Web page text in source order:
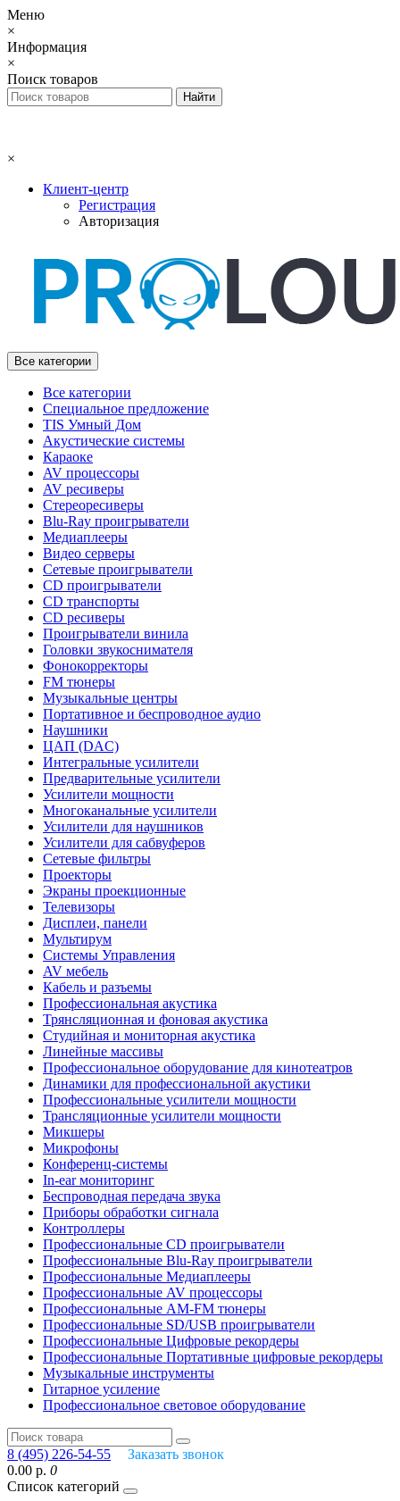
Меню
×
Информация
×
Поиск товаров
×
Клиент-центр
Регистрация
Авторизация
Все категории
Все категории
Специальное предложение
TIS Умный Дом
Акустические системы
Караоке
AV процессоры
AV ресиверы
Стереоресиверы
Blu-Ray проигрыватели
Медиаплееры
Видео серверы
Сетевые проигрыватели
CD проигрыватели
CD транспорты
CD ресиверы
Проигрыватели винила
Головки звукоснимателя
Фонокорректоры
FM тюнеры
Музыкальные центры
Портативное и беспроводное аудио
Наушники
ЦАП (DAC)
Интегральные усилители
Предварительные усилители
Усилители мощности
Многоканальные усилители
Усилители для наушников
Усилители для сабвуферов
Сетевые фильтры
Проекторы
Экраны проекционные
Телевизоры
Дисплеи, панели
Мультирум
Системы Управления
AV мебель
Кабель и разъемы
Профессиональная акустика
Трянсляционная и фоновая акустика
Студийная и мониторная акустика
Линейные массивы
Профессиональное оборудование для кинотеатров
Динамики для профессиональной акустики
Профессиональные усилители мощности
Трансляционные усилители мощности
Микшеры
Микрофоны
Конференц-системы
In-ear мониторинг
Беспроводная передача звука
Приборы обработки сигнала
Контроллеры
Профессиональные СD проигрыватели
Профессиональные Blu-Ray проигрыватели
Профессиональные Медиаплееры
Профессиональные AV процессоры
Профессиональные AM-FM тюнеры
Профессиональные SD/USB проигрыватели
Профессиональные Цифровые рекордеры
Профессиональные Портативные цифровые рекордеры
Музыкальные инструменты
Гитарное усиление
Профессиональное световое оборудование
8 (495) 226-54-55
Заказать звонок
0.00 р. 0
Список категорий